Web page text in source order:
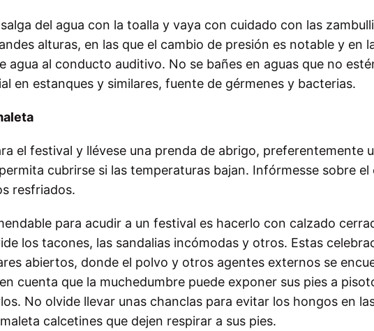
del agua con la toalla y vaya con cuidado con las
alturas, en las que el cambio de presión es notable y en
agua al conducto auditivo. No se bañes en aguas que no
en estanques y similares, fuente de gérmenes y bacterias.
el festival y llévese una prenda de abrigo, preferentemente
cubrirse si las temperaturas bajan. Infórmesse sobre el
resfriados.
para acudir a un festival es hacerlo con calzado
los tacones, las sandalias incómodas y otros. Estas
abiertos, donde el polvo y otros agentes externos se
cuenta que la muchedumbre puede exponer sus pies a
No olvide llevar unas chanclas para evitar los hongos en
calcetines que dejen respirar a sus pies.